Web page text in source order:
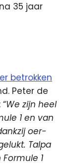
35 jaar
betrokken
Peter de
We zijn heel
1 en van
oer-
Talpa
1